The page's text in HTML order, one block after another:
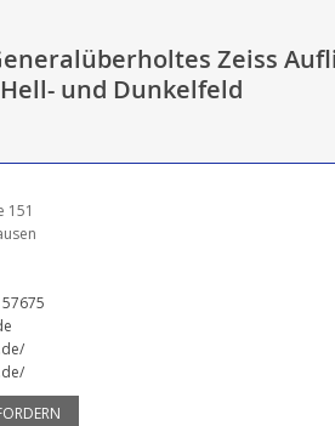
Zeiss
und Dunkelfeld
151